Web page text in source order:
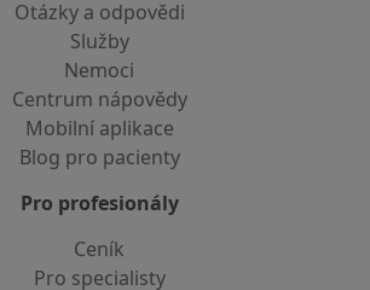
Otázky a odpovědi
Služby
Nemoci
Centrum nápovědy
Mobilní aplikace
Blog pro pacienty
Pro profesionály
Ceník
Pro specialisty